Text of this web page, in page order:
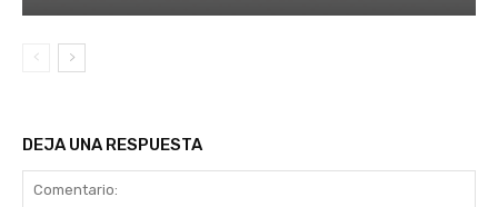
DEJA UNA RESPUESTA